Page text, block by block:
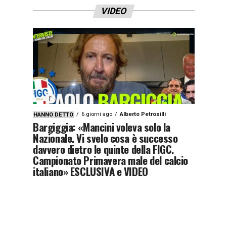
VIDEO
HANNO DETTO 6 giorni ago Alberto Petrosilli
Bargiggia: «Mancini voleva solo la
Nazionale. Vi svelo cosa è successo
davvero dietro le quinte della FIGC.
Campionato Primavera male del calcio
italiano» ESCLUSIVA e VIDEO